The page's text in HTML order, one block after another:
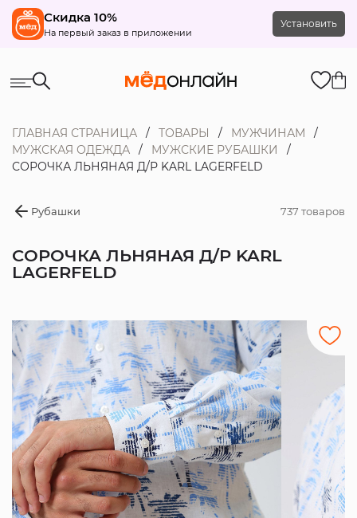
Скидка 10%
На первый заказ в приложении
Установить
ГЛАВНАЯ СТРАНИЦА ТОВАРЫ
МУЖЧИНАМ
МУЖСКАЯ ОДЕЖДА
МУЖСКИЕ РУБАШКИ
СОРОЧКА ЛЬНЯНАЯ Д/Р KARL LAGERFELD
Рубашки 737 товаров
СОРОЧКА ЛЬНЯНАЯ Д/Р KARL
LAGERFELD